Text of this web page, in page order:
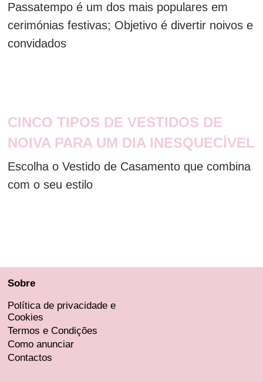
Passatempo é um dos mais populares em
cerimónias festivas; Objetivo é divertir noivos e
convidados
CINCO TIPOS DE VESTIDOS DE
NOIVA PARA UM DIA INESQUECÍVEL
Escolha o Vestido de Casamento que combina
com o seu estilo
Sobre
Política de privacidade e
Cookies
Termos e Condições
Como anunciar
Contactos